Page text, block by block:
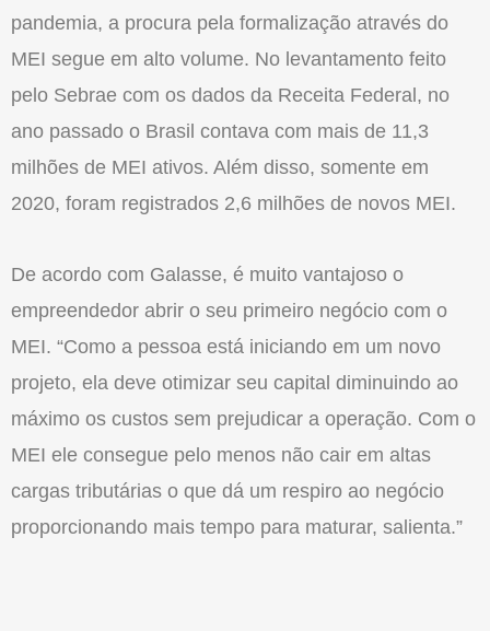
pandemia, a procura pela formalização através do
MEI segue em alto volume. No levantamento feito
pelo Sebrae com os dados da Receita Federal, no
ano passado o Brasil contava com mais de 11,3
milhões de MEI ativos. Além disso, somente em
2020, foram registrados 2,6 milhões de novos MEI.
De acordo com Galasse, é muito vantajoso o
empreendedor abrir o seu primeiro negócio com o
MEI. “Como a pessoa está iniciando em um novo
projeto, ela deve otimizar seu capital diminuindo ao
máximo os custos sem prejudicar a operação. Com o
MEI ele consegue pelo menos não cair em altas
cargas tributárias o que dá um respiro ao negócio
proporcionando mais tempo para maturar, salienta.”